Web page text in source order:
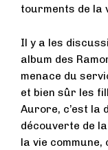
tourments de la
Il y a les
album des
menace du
et bien sûr les
Aurore, c’est la
découverte de
la vie